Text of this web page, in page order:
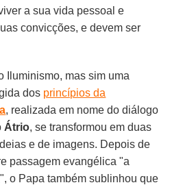
a sua vida pessoal e
convicções, e devem ser
Iluminismo, mas sim uma
dos princípios da
, realizada em nome do diálogo
Átrio, se transformou em duas
e de imagens. Depois de
passagem evangélica "a
o Papa também sublinhou que